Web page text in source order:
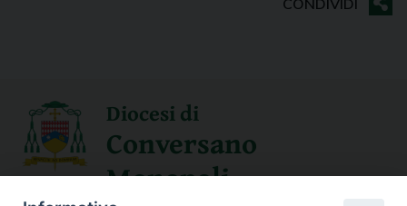
Diocesi di
Conversano
Monopoli